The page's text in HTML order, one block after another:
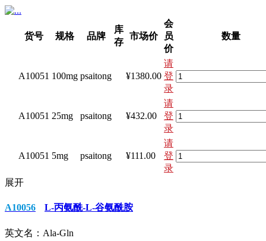
货号 规格 品牌
库
存
市场价
会
员
价
数量
A10051 100mg psaitong ¥1380.00
请
登
录
A10051 25mg psaitong ¥432.00
请
登
录
A10051 5mg psaitong ¥111.00
请
登
录
展开
A10056 L-丙氨酰-L-谷氨酰胺
英文名： Ala-Gln